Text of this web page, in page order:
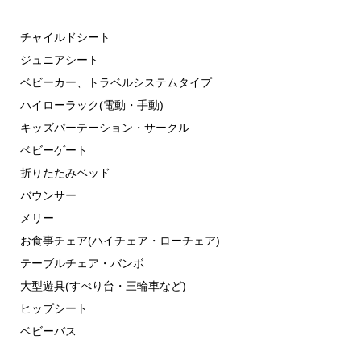
チャイルドシート
ジュニアシート
ベビーカー、トラベルシステムタイプ
ハイローラック(電動・手動)
キッズパーテーション・サークル
ベビーゲート
折りたたみベッド
バウンサー
メリー
お食事チェア(ハイチェア・ローチェア)
テーブルチェア・バンボ
大型遊具(すべり台・三輪車など)
ヒップシート
ベビーバス